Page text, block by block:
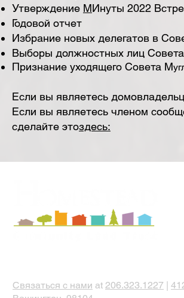
Утверждение МИнуты 2022
Годовой отчет
Избрание новых делегатов в
Выборы должностных лиц Совета
Признание уходящего Совета M
Если вы являетесь
Если вы являетесь членом
сделайте этоздесь:
Связаться с нами at 206.323.1227 |